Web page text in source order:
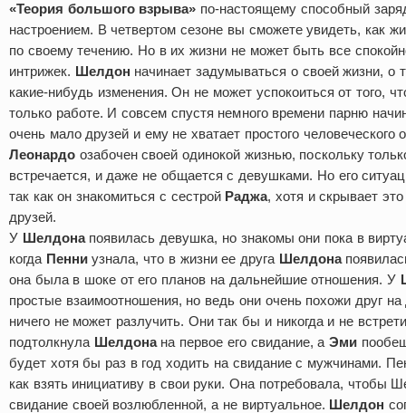
«Теория большого взрыва» по-настоящему способный
настроением. В четвертом сезоне вы сможете увидеть, как
по своему течению. Но в их жизни не может быть все
интрижек. Шелдон начинает задумываться о своей жизни, о
какие-нибудь изменения. Он не может успокоиться от того,
только работе. И совсем спустя немного времени парню
очень мало друзей и ему не хватает простого человеческого
Леонардо озабочен своей одинокой жизнью, поскольку
встречается, и даже не общается с девушками. Но его
так как он знакомиться с сестрой Раджа, хотя и скрывает
друзей.
У Шелдонапоявилась девушка, но знакомы они пока в
когда Пенниузнала, что в жизни ее друга Шелдона
она была в шоке от его планов на дальнейшие отношения. У
простые взаимоотношения, но ведь они очень похожи друг
ничего не может разлучить. Они так бы и никогда и не
подтолкнула Шелдонана первое его свидание, а Эми
будет хотя бы раз в год ходить на свидание с мужчинами.
как взять инициативу в свои руки. Она потребовала, чтобы
свидание своей возлюбленной, а не виртуальное. Шелдон